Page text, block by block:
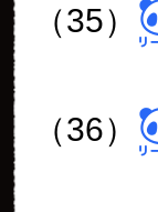
（35）
（36）